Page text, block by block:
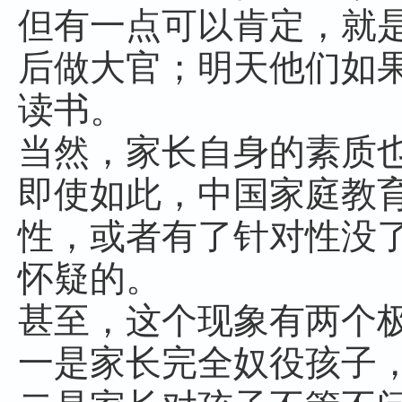
但有一点可以肯定，就
后做大官；明天他们如
读书。
当然，家长自身的素质
即使如此，中国家庭教
性，或者有了针对性没
怀疑的。
甚至，这个现象有两个
一是家长完全奴役孩子